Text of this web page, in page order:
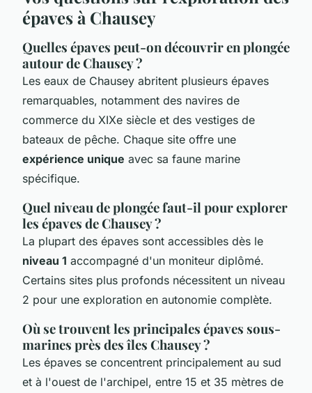
épaves à Chausey
Quelles épaves peut-on découvrir en plongée
autour de Chausey ?
Les eaux de Chausey abritent plusieurs épaves
remarquables, notamment des navires de
commerce du XIXe siècle et des vestiges de
bateaux de pêche. Chaque site offre une
expérience unique avec sa faune marine
spécifique.
Quel niveau de plongée faut-il pour explorer
les épaves de Chausey ?
La plupart des épaves sont accessibles dès le
niveau 1 accompagné d'un moniteur diplômé.
Certains sites plus profonds nécessitent un niveau
2 pour une exploration en autonomie complète.
Où se trouvent les principales épaves sous-
marines près des îles Chausey ?
Les épaves se concentrent principalement au sud
et à l'ouest de l'archipel, entre 15 et 35 mètres de